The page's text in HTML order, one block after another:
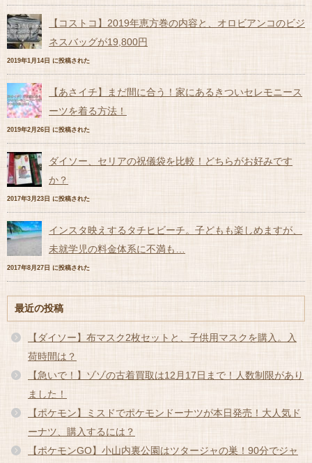
【コストコ】2019年恵方巻の内容と、オロビアンコのビジ
ネスバッグが19,800円
2019年1月14日 に投稿された
【あさイチ】まだ間に合う！家にあるきついセレモニース
ーツを着る方法！
2019年2月26日 に投稿された
ダイソー、セリアの祝儀袋を比較！どちらがお好みです
か？
2017年3月23日 に投稿された
インスタ映えするタチヒビーチ。子どもも楽しめますが、
未就学児の料金体系に不満も…
2017年8月27日 に投稿された
最近の投稿
【ダイソー】布マスク2枚セットと、子供用マスクを購入。入
荷時間は？
【急いで！】ゾゾの古着買取は12月17日まで！人数制限があり
ました！
【ポケモン】ミスドでポケモンドーナツが本日発売！大人気ド
ーナツ、購入するには？
【ポケモンGO】小山内裏公園はツタージャの巣！90分でジャ